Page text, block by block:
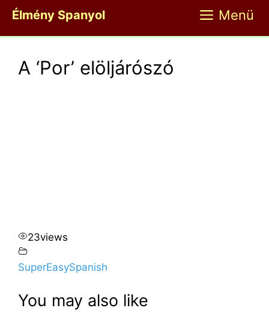
Kilépés
tartalomba
Élmény Spanyol Menü
A ‘Por’ elöljárószó
23views
SuperEasySpanish
You may also like